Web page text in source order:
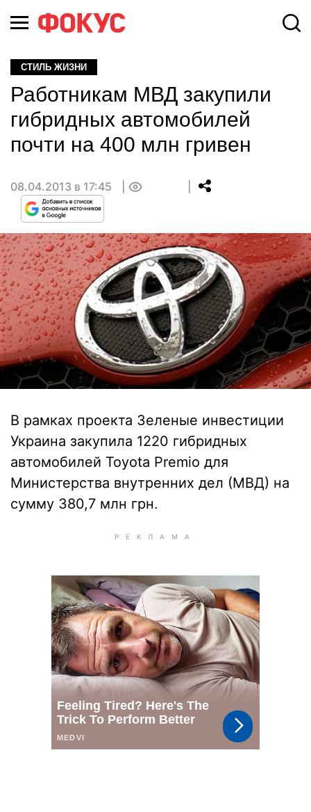
СТИЛЬ ЖИЗНИ
Работникам МВД закупили
гибридных автомобилей
почти на 400 млн гривен
08.04.2013 в 17:45
В рамках проекта Зеленые инвестиции
Украина закупила 1220 гибридных
автомобилей Toyota Premio для
Министерства внутренних дел (МВД) на
сумму 380,7 млн грн.